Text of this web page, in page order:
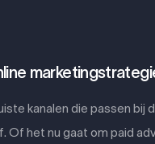
kanalen die passen bij
Of het nu gaat om paid